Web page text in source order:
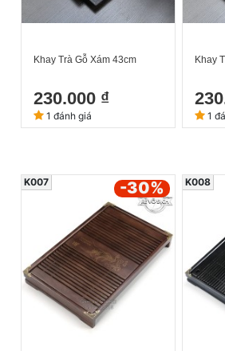
Khay Trà Gỗ Xám 43cm
230.000 ₫
1 đánh giá
Khay
1
K007 -30% K008